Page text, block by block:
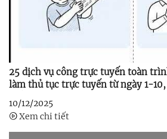
25 dịch vụ công trực tuyến toàn
làm thủ tục trực tuyến từ ngày 1-
giấy
10/12/2025
Xem chi tiết